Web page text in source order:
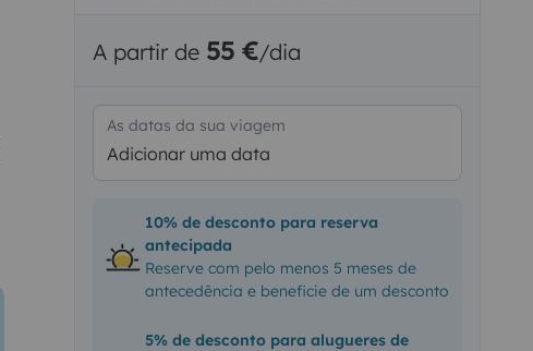
A partir de 55 €/dia
As datas da sua viagem
Adicionar uma data
10% de desconto para reserva
antecipada
Reserve com pelo menos 5 meses de
antecedência e beneficie de um desconto
5% de desconto para alugueres de